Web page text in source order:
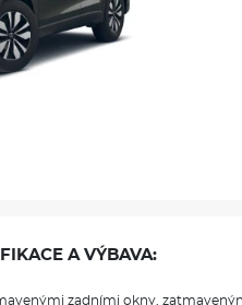
A VÝBAVA:
zadními okny,